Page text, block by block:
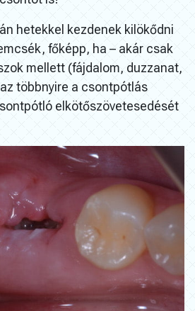
hetekkel kezdenek kilökődni
főképp, ha – akár csak
mellett (fájdalom, duzzanat,
többnyire a csontpótlás
elkötőszövetesedését